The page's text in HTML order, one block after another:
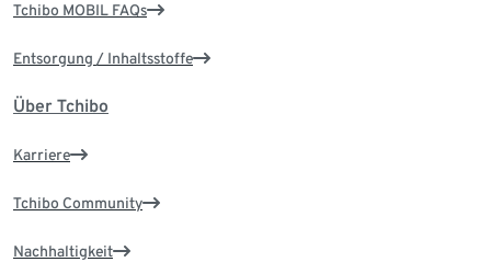
Tchibo MOBIL FAQs
Entsorgung / Inhaltsstoffe
Über Tchibo
Karriere
Tchibo Community
Nachhaltigkeit